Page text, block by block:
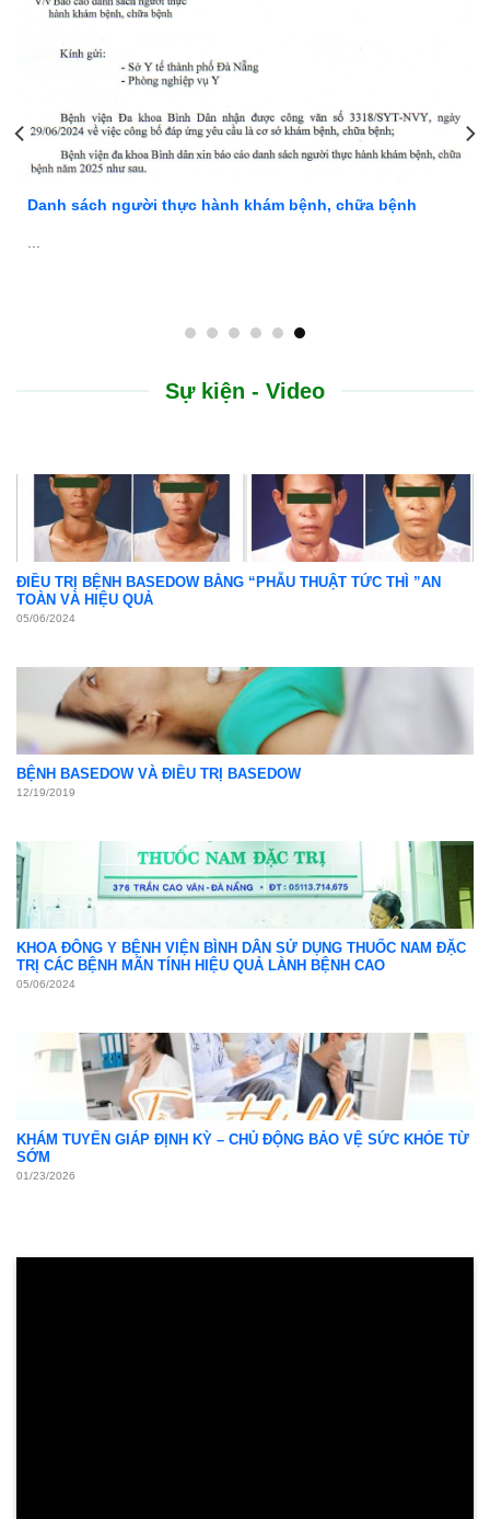
Danh sách người thực hành khám bệnh, chữa bệnh
...
Sự kiện - Video
ĐIỀU TRỊ BỆNH BASEDOW BẰNG “PHẪU THUẬT TỨC THÌ ”AN
TOÀN VÀ HIỆU QUẢ
05/06/2024
BỆNH BASEDOW VÀ ĐIỀU TRỊ BASEDOW
12/19/2019
KHOA ĐÔNG Y BỆNH VIỆN BÌNH DÂN SỬ DỤNG THUỐC NAM ĐẶC
TRỊ CÁC BỆNH MÃN TÍNH HIỆU QUẢ LÀNH BỆNH CAO
05/06/2024
KHÁM TUYẾN GIÁP ĐỊNH KỲ – CHỦ ĐỘNG BẢO VỆ SỨC KHỎE TỪ
SỚM
01/23/2026